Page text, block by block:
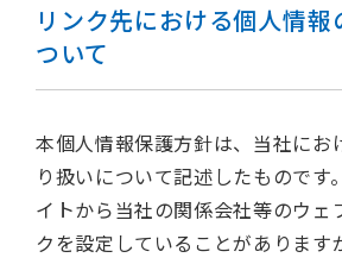
リンク先における個人情報
ついて
本個人情報保護方針は、当社にお
り扱いについて記述したものです
イトから当社の関係会社等のウェ
クを設定していることがあります